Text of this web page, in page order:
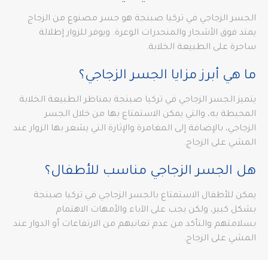
الجسر الزجاجي في تركيا صبنجة هو جسر مصنوع من الزجاج
يمتد فوق الأشجار والمنحدرات الوعرة. ويوفر للزوار إطلالة
ساحرة على الطبيعة الخلابة.
ما هي أبرز مزايا الجسر الزجاجي؟
يتميز الجسر الزجاجي في تركيا صبنجة بمناظر الطبيعة الخلابة
المحيطة به، والتي يمكن الاستمتاع بها من خلال الجسر
الزجاجي، بالإضافة إلى المغامرة والإثارة التي يشعر بها الزوار عند
المشي على الزجاج.
هل الجسر الزجاجي مناسب للأطفال؟
يمكن للأطفال الاستمتاع بالجسر الزجاجي في تركيا صبنجة
بشكل كبير، ولكن يجب على الآباء والأمهات الاهتمام
بسلامتهم والتأكد من عدم تعانيهم من الارتفاعات أو الدوار عند
المشي على الزجاج.